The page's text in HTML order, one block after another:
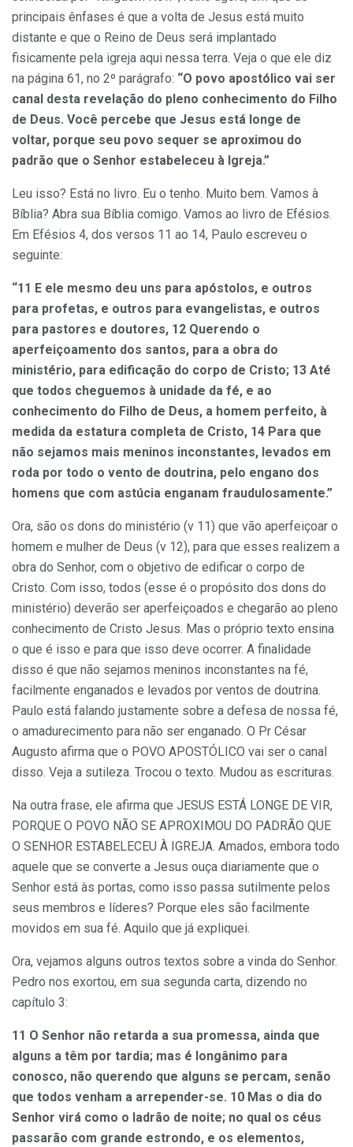
principais ênfases é que a volta de Jesus está muito
distante e que o Reino de Deus será implantado
fisicamente pela igreja aqui nessa terra. Veja o que ele diz
na página 61, no 2º parágrafo: “O povo apostólico vai ser
canal desta revelação do pleno conhecimento do Filho
de Deus. Você percebe que Jesus está longe de
voltar, porque seu povo sequer se aproximou do
padrão que o Senhor estabeleceu à Igreja.”
Leu isso? Está no livro. Eu o tenho. Muito bem. Vamos à
Bíblia? Abra sua Bíblia comigo. Vamos ao livro de Efésios.
Em Efésios 4, dos versos 11 ao 14, Paulo escreveu o
seguinte:
“11 E ele mesmo deu uns para apóstolos, e outros
para profetas, e outros para evangelistas, e outros
para pastores e doutores, 12 Querendo o
aperfeiçoamento dos santos, para a obra do
ministério, para edificação do corpo de Cristo; 13 Até
que todos cheguemos à unidade da fé, e ao
conhecimento do Filho de Deus, a homem perfeito, à
medida da estatura completa de Cristo, 14 Para que
não sejamos mais meninos inconstantes, levados em
roda por todo o vento de doutrina, pelo engano dos
homens que com astúcia enganam fraudulosamente.”
Ora, são os dons do ministério (v 11) que vão aperfeiçoar o
homem e mulher de Deus (v 12), para que esses realizem a
obra do Senhor, com o objetivo de edificar o corpo de
Cristo. Com isso, todos (esse é o propósito dos dons do
ministério) deverão ser aperfeiçoados e chegarão ao pleno
conhecimento de Cristo Jesus. Mas o próprio texto ensina
o que é isso e para que isso deve ocorrer. A finalidade
disso é que não sejamos meninos inconstantes na fé,
facilmente enganados e levados por ventos de doutrina.
Paulo está falando justamente sobre a defesa de nossa fé,
o amadurecimento para não ser enganado. O Pr César
Augusto afirma que o POVO APOSTÓLICO vai ser o canal
disso. Veja a sutileza. Trocou o texto. Mudou as escrituras.
Na outra frase, ele afirma que JESUS ESTÁ LONGE DE VIR,
PORQUE O POVO NÃO SE APROXIMOU DO PADRÃO QUE
O SENHOR ESTABELECEU À IGREJA. Amados, embora todo
aquele que se converte a Jesus ouça diariamente que o
Senhor está às portas, como isso passa sutilmente pelos
seus membros e líderes? Porque eles são facilmente
movidos em sua fé. Aquilo que já expliquei.
Ora, vejamos alguns outros textos sobre a vinda do Senhor.
Pedro nos exortou, em sua segunda carta, dizendo no
capítulo 3:
11 O Senhor não retarda a sua promessa, ainda que
alguns a têm por tardia; mas é longânimo para
conosco, não querendo que alguns se percam, senão
que todos venham a arrepender-se. 10 Mas o dia do
Senhor virá como o ladrão de noite; no qual os céus
passarão com grande estrondo, e os elementos,